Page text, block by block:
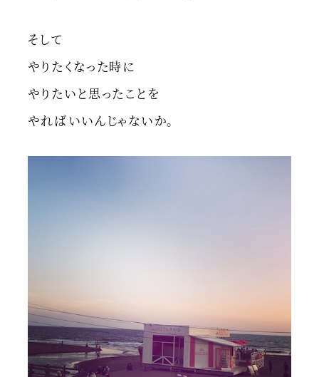
そして
やりたくなった時に
やりたいと思ったことを
やればいいんじゃないか。